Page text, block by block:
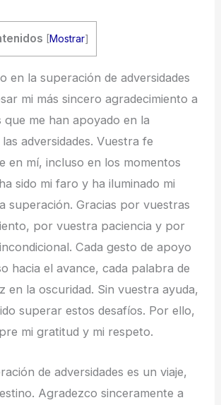
[Mostrar]
en la superación de adversidades
mi más sincero agradecimiento a
que me han apoyado en la
adversidades. Vuestra fe
en mí, incluso en los momentos
sido mi faro y ha iluminado mi
superación. Gracias por vuestras
por vuestra paciencia y por
Cada gesto de apoyo
hacia el avance, cada palabra de
en la oscuridad. Sin vuestra ayuda,
superar estos desafíos. Por ello,
mi gratitud y mi respeto.
de adversidades es un viaje,
Agradezco sinceramente a